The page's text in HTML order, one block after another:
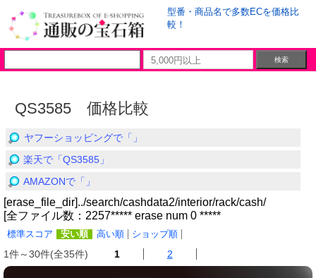
型番・商品名で多数ECを価格比
較！
QS3585 価格比較
ヤフーショッピングで「」
楽天で「QS3585」
AMAZONで「」
[erase_file_dir]../search/cashdata2/interior/rack/cash/
[全ファイル数：2257***** erase num 0 *****
標準スコア 安い順 高い順 ショップ順
1件～30件(全35件) 1 2